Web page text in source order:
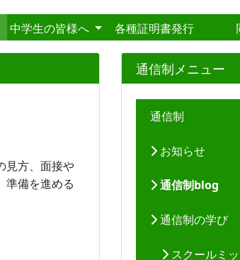
中学生の皆様へ 各種証明書発行
見方、面接や
準備を進める
通信制メニュー
通信制
お知らせ
通信制blog
通信制の学び
スクールミ